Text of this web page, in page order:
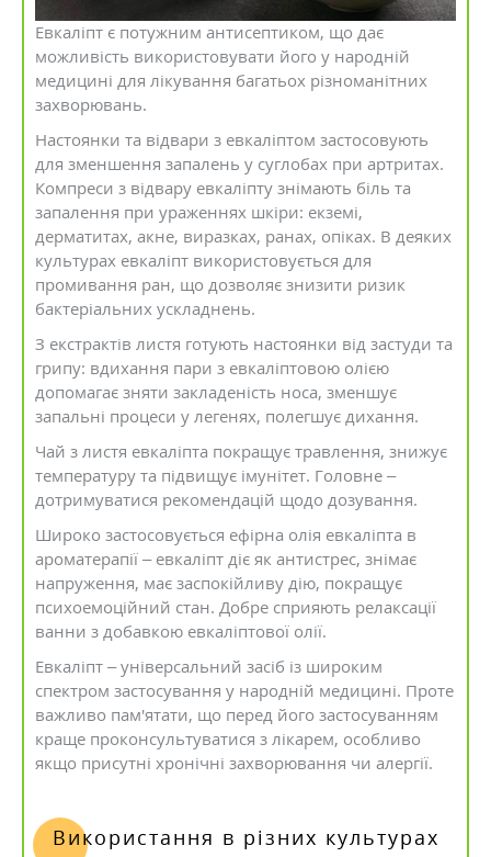
Евкаліпт є потужним антисептиком, що дає
можливість використовувати його у народній
медицині для лікування багатьох різноманітних
захворювань.
Настоянки та відвари з евкаліптом застосовують
для зменшення запалень у суглобах при артритах.
Компреси з відвару евкаліпту знімають біль та
запалення при ураженнях шкіри: екземі,
дерматитах, акне, виразках, ранах, опіках. В деяких
культурах евкаліпт використовується для
промивання ран, що дозволяє знизити ризик
бактеріальних ускладнень.
З екстрактів листя готують настоянки від застуди та
грипу: вдихання пари з евкаліптовою олією
допомагає зняти закладеність носа, зменшує
запальні процеси у легенях, полегшує дихання.
Чай з листя евкаліпта покращує травлення, знижує
температуру та підвищує імунітет. Головне –
дотримуватися рекомендацій щодо дозування.
Широко застосовується ефірна олія евкаліпта в
ароматерапії – евкаліпт діє як антистрес, знімає
напруження, має заспокійливу дію, покращує
психоемоційний стан. Добре сприяють релаксації
ванни з добавкою евкаліптової олії.
Евкаліпт – універсальний засіб із широким
спектром застосування у народній медицині. Проте
важливо пам'ятати, що перед його застосуванням
краще проконсультуватися з лікарем, особливо
якщо присутні хронічні захворювання чи алергії.
Використання в різних культурах